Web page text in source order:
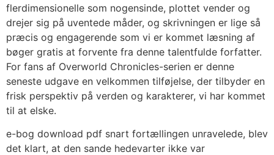
flerdimensionelle som nogensinde, plottet vender og
drejer sig på uventede måder, og skrivningen er lige så
præcis og engagerende som vi er kommet læsning af
bøger gratis at forvente fra denne talentfulde forfatter.
For fans af Overworld Chronicles-serien er denne
seneste udgave en velkommen tilføjelse, der tilbyder en
frisk perspektiv på verden og karakterer, vi har kommet
til at elske.
e-bog download pdf snart fortællingen unravelede, blev
det klart, at den sande hedevarter ikke var